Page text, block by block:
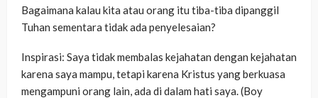
Bagaimana kalau kita atau orang itu tiba-tiba dipanggil
Tuhan sementara tidak ada penyelesaian?
Inspirasi: Saya tidak membalas kejahatan dengan kejahatan
karena saya mampu, tetapi karena Kristus yang berkuasa
mengampuni orang lain, ada di dalam hati saya. (Boy